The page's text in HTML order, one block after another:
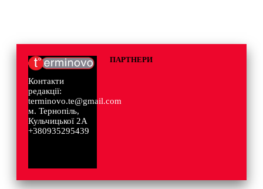
Контакти
редакції:
terminovo.te@gmail.com
м. Тернопіль,
Кульчицької 2А
+380935295439
ПАРТНЕРИ